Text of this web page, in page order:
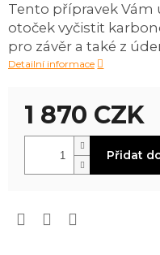
0,0
z
5
hvězdiček.
1 870 CZK
Přidat
Tento přípravek Vám
otoček vyčistit
pro závěr a také z
Detailní informace